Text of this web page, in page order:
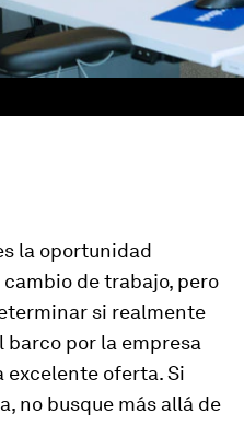
la oportunidad
de trabajo, pero
si realmente
barco por la empresa
excelente oferta. Si
no busque más allá de